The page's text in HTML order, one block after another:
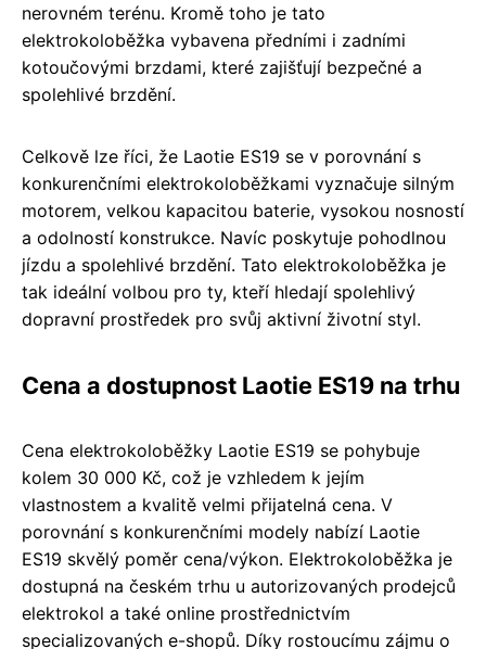
nerovném terénu. Kromě toho je tato
elektrokoloběžka vybavena předními i zadními
kotoučovými brzdami, které zajišťují bezpečné a
spolehlivé brzdění.
Celkově lze říci, že Laotie ES19 se v porovnání s
konkurenčními elektrokoloběžkami vyznačuje silným
motorem, velkou kapacitou baterie, vysokou nosností
a odolností konstrukce. Navíc poskytuje pohodlnou
jízdu a spolehlivé brzdění. Tato elektrokoloběžka je
tak ideální volbou pro ty, kteří hledají spolehlivý
dopravní prostředek pro svůj aktivní životní styl.
Cena a dostupnost Laotie ES19 na trhu
Cena elektrokoloběžky Laotie ES19 se pohybuje
kolem 30 000 Kč, což je vzhledem k jejím
vlastnostem a kvalitě velmi přijatelná cena. V
porovnání s konkurenčními modely nabízí Laotie
ES19 skvělý poměr cena/výkon. Elektrokoloběžka je
dostupná na českém trhu u autorizovaných prodejců
elektrokol a také online prostřednictvím
specializovaných e-shopů. Díky rostoucímu zájmu o